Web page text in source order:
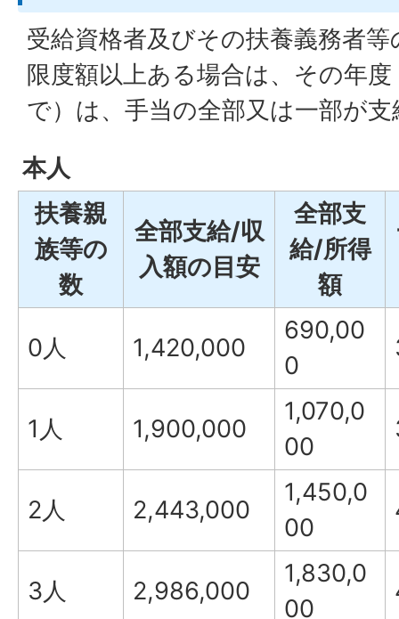
受給資格者及びその扶養義務者
限度額以上ある場合は、その年
で）は、手当の全部又は一部が
本人
扶養親
族等の
数
全部支給/収
入額の目安
全部支
給/所得
額
0人 1,420,000
690,00
0
1人 1,900,000
1,070,0
00
2人 2,443,000
1,450,0
00
3人 2,986,000
1,830,0
00